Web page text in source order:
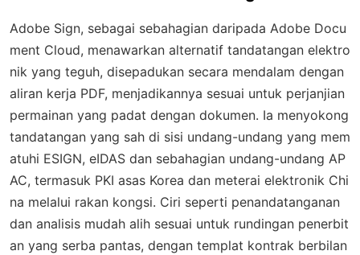
Adobe Sign, sebagai sebahagian daripada Adobe Docu
ment Cloud, menawarkan alternatif tandatangan elektro
nik yang teguh, disepadukan secara mendalam dengan
aliran kerja PDF, menjadikannya sesuai untuk perjanjian
permainan yang padat dengan dokumen. Ia menyokong
tandatangan yang sah di sisi undang-undang yang mem
atuhi ESIGN, eIDAS dan sebahagian undang-undang AP
AC, termasuk PKI asas Korea dan meterai elektronik Chi
na melalui rakan kongsi. Ciri seperti penandatanganan
dan analisis mudah alih sesuai untuk rundingan penerbit
an yang serba pantas, dengan templat kontrak berbilan